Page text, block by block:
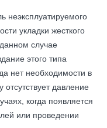
неэксплуатируемого
укладки жесткого
случае
этого типа
нет необходимости в
отсутствует давление
когда появляется
или проведении